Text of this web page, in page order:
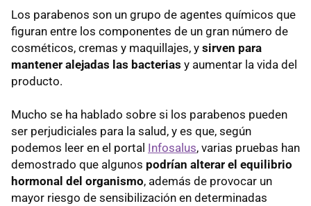
Los parabenos son un grupo de agentes químicos que
figuran entre los componentes de un gran número de
cosméticos, cremas y maquillajes, y sirven para
mantener alejadas las bacterias y aumentar la vida del
producto.
Mucho se ha hablado sobre si los parabenos pueden
ser perjudiciales para la salud, y es que, según
podemos leer en el portal Infosalus, varias pruebas han
demostrado que algunos podrían alterar el equilibrio
hormonal del organismo, además de provocar un
mayor riesgo de sensibilización en determinadas